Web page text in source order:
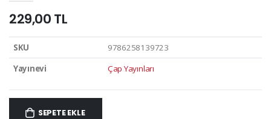
229,00 TL
SKU
9786258139723
Yayınevi
Çap Yayınları
SEPETE EKLE